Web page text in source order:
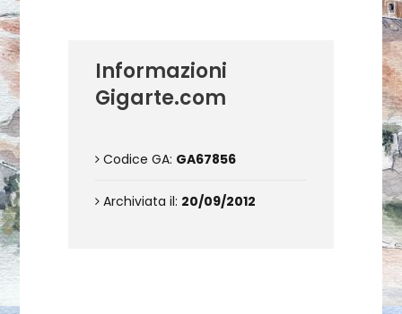
Informazioni
Gigarte.com
Codice GA: GA67856
Archiviata il: 20/09/2012